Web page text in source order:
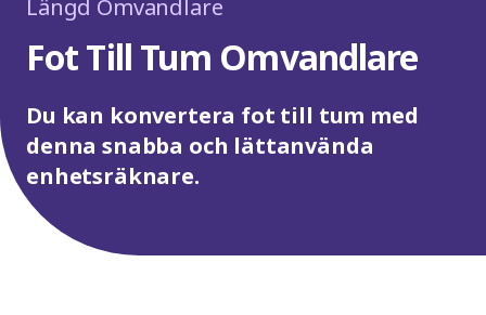
Längd Omvandlare
Fot Till Tum Omvandlare
Du kan konvertera fot till tum med
denna snabba och lättanvända
enhetsräknare.